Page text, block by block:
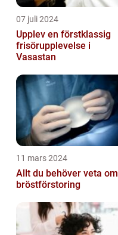
07 juli 2024
Upplev en förstklassig
frisörupplevelse i
Vasastan
11 mars 2024
Allt du behöver veta om
bröstförstoring